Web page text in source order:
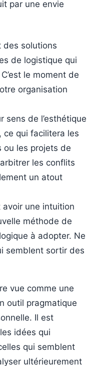
par une envie
des solutions
de logistique qui
le moment de
organisation
sens de l’esthétique
ce qui facilitera les
ou les projets de
les conflits
un atout
avoir une intuition
méthode de
à adopter. Ne
semblent sortir des
vue comme une
outil pragmatique
Il est
idées qui
qui semblent
ultérieurement